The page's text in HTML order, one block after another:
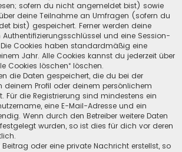
sofern du nicht angemeldet bist) sowie
deine Teilnahme an Umfragen (sofern du
bist) gespeichert. Ferner werden deine
Authentifizierungsschlüssel und eine Session-
Die Cookies haben standardmäßig eine
Jahr. Alle Cookies kannst du jederzeit über
Cookies löschen“ löschen.
die Daten gespeichert, die du bei der
deinem Profil oder deinem persönlichem
Für die Registrierung sind mindestens ein
eine E-Mail-Adresse und ein
Wenn durch den Betreiber weitere Daten
wurden, so ist dies für dich vor deren
oder eine private Nachricht erstellst, so